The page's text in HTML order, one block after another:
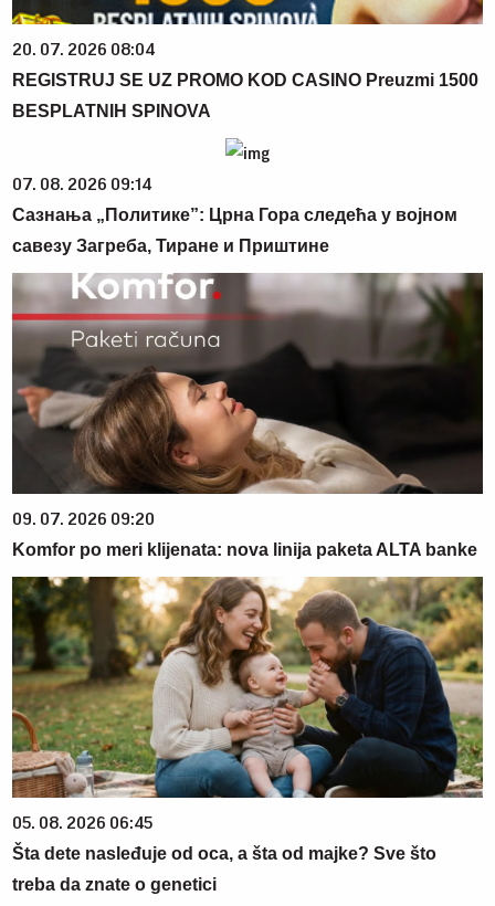
20. 07. 2026 08:04
REGISTRUJ SE UZ PROMO KOD CASINO Preuzmi 1500
BESPLATNIH SPINOVA
07. 08. 2026 09:14
Сазнања „Политике”: Црна Гора следећа у војном
савезу Загреба, Тиране и Приштине
09. 07. 2026 09:20
Komfor po meri klijenata: nova linija paketa ALTA banke
05. 08. 2026 06:45
Šta dete nasleđuje od oca, a šta od majke? Sve što
treba da znate o genetici